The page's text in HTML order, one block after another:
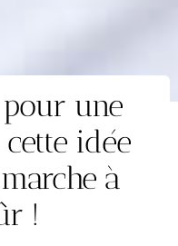
une
idée
à
!